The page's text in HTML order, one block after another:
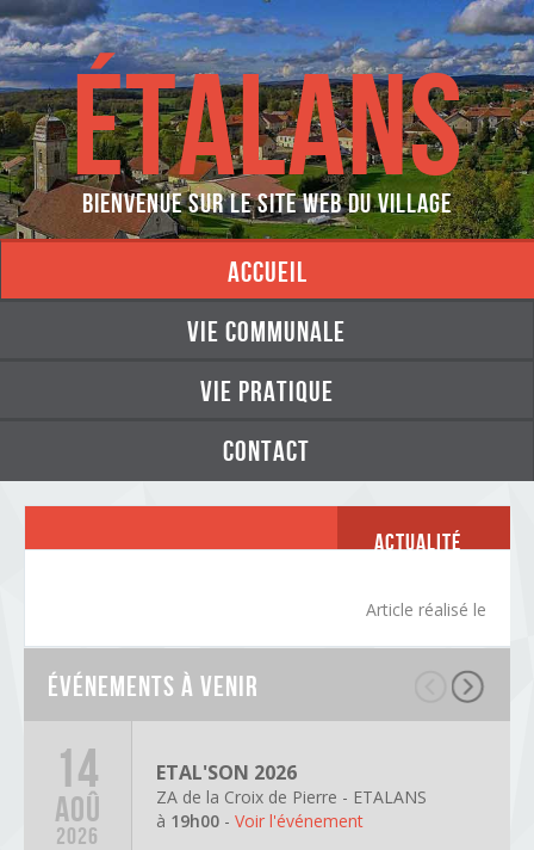
ÉTALANS
Bienvenue sur le site web du village
accueil
vie communale
vie pratique
contact
Actualité
Article réalisé le
Événements à venir
14
AOÛ
2026
ETAL'SON 2026
ZA de la Croix de Pierre - ETALANS
à 19h00 - Voir l'événement